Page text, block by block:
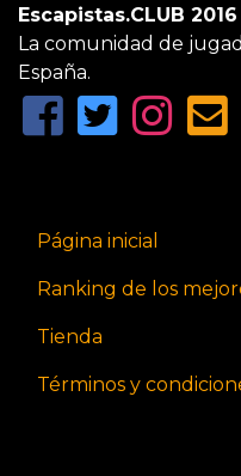
Escapistas.CLUB
La comunidad de
España.
Página inicial
Ranking de los
Tienda
Términos y